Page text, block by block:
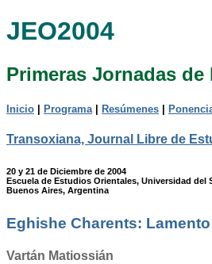
JEO2004
Primeras Jornadas
Inicio Programa| Resúmenes
Transoxiana, Journal Libre de
20 y 21 de Diciembre de 2004
Escuela de Estudios Orientales, Universidad del
Buenos Aires, Argentina
Eghishe Charents:
Vartán Matiossián